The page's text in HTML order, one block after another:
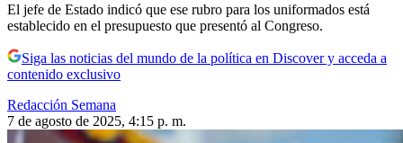
El jefe de Estado indicó que ese rubro para los uniformados está
establecido en el presupuesto que presentó al Congreso.
Siga las noticias del mundo de la política en Discover y acceda a
contenido exclusivo
Redacción Semana
7 de agosto de 2025, 4:15 p. m.